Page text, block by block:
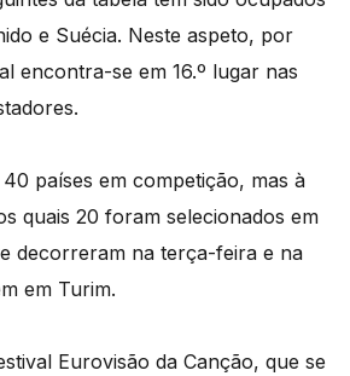
e Suécia. Neste aspeto, por
encontra-se em 16.º lugar nas
países em competição, mas à
quais 20 foram selecionados em
decorreram na terça-feira e na
em Turim.
Eurovisão da Canção, que se